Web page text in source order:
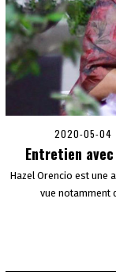
2020-05-04
2
Entretien
Hazel Orencio est une
vue notamment